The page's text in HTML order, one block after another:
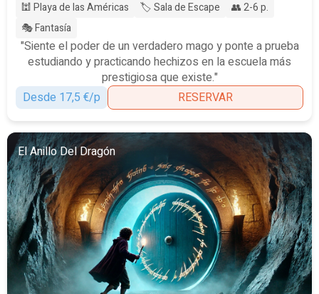
🕍 Playa de las Américas 🏷️ Sala de Escape
👥 2-6 p.
🎭 Fantasía
"Siente el poder de un verdadero mago y ponte a prueba
estudiando y practicando hechizos en la escuela más
prestigiosa que existe."
Desde 17,5 €/p
RESERVAR
El Anillo Del Dragón